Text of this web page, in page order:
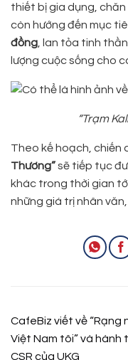
thiết bị gia dụng, chăn
còn hướng đến mục
đồng , lan tỏa tinh
lượng cuộc sống cho
“Trạm
Theo kế hoạch, chiến
Thương”sẽ tiếp tục
khác trong thời gian
những giá trị nhân
CafeBiz viết về “Rạng
Việt Nam tôi” và hành
CSR của UKG